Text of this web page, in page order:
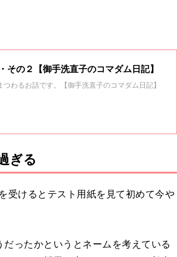
の２【御手洗直子のコマダム日記】
わるお話です。【御手洗直子のコマダム日記】
ぎる
受けるとテスト用紙を見て初めて今や
ったかというとネームを考えている